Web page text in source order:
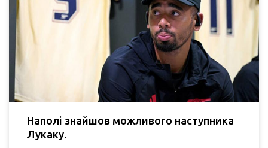
Наполі знайшов можливого наступника
Лукаку.